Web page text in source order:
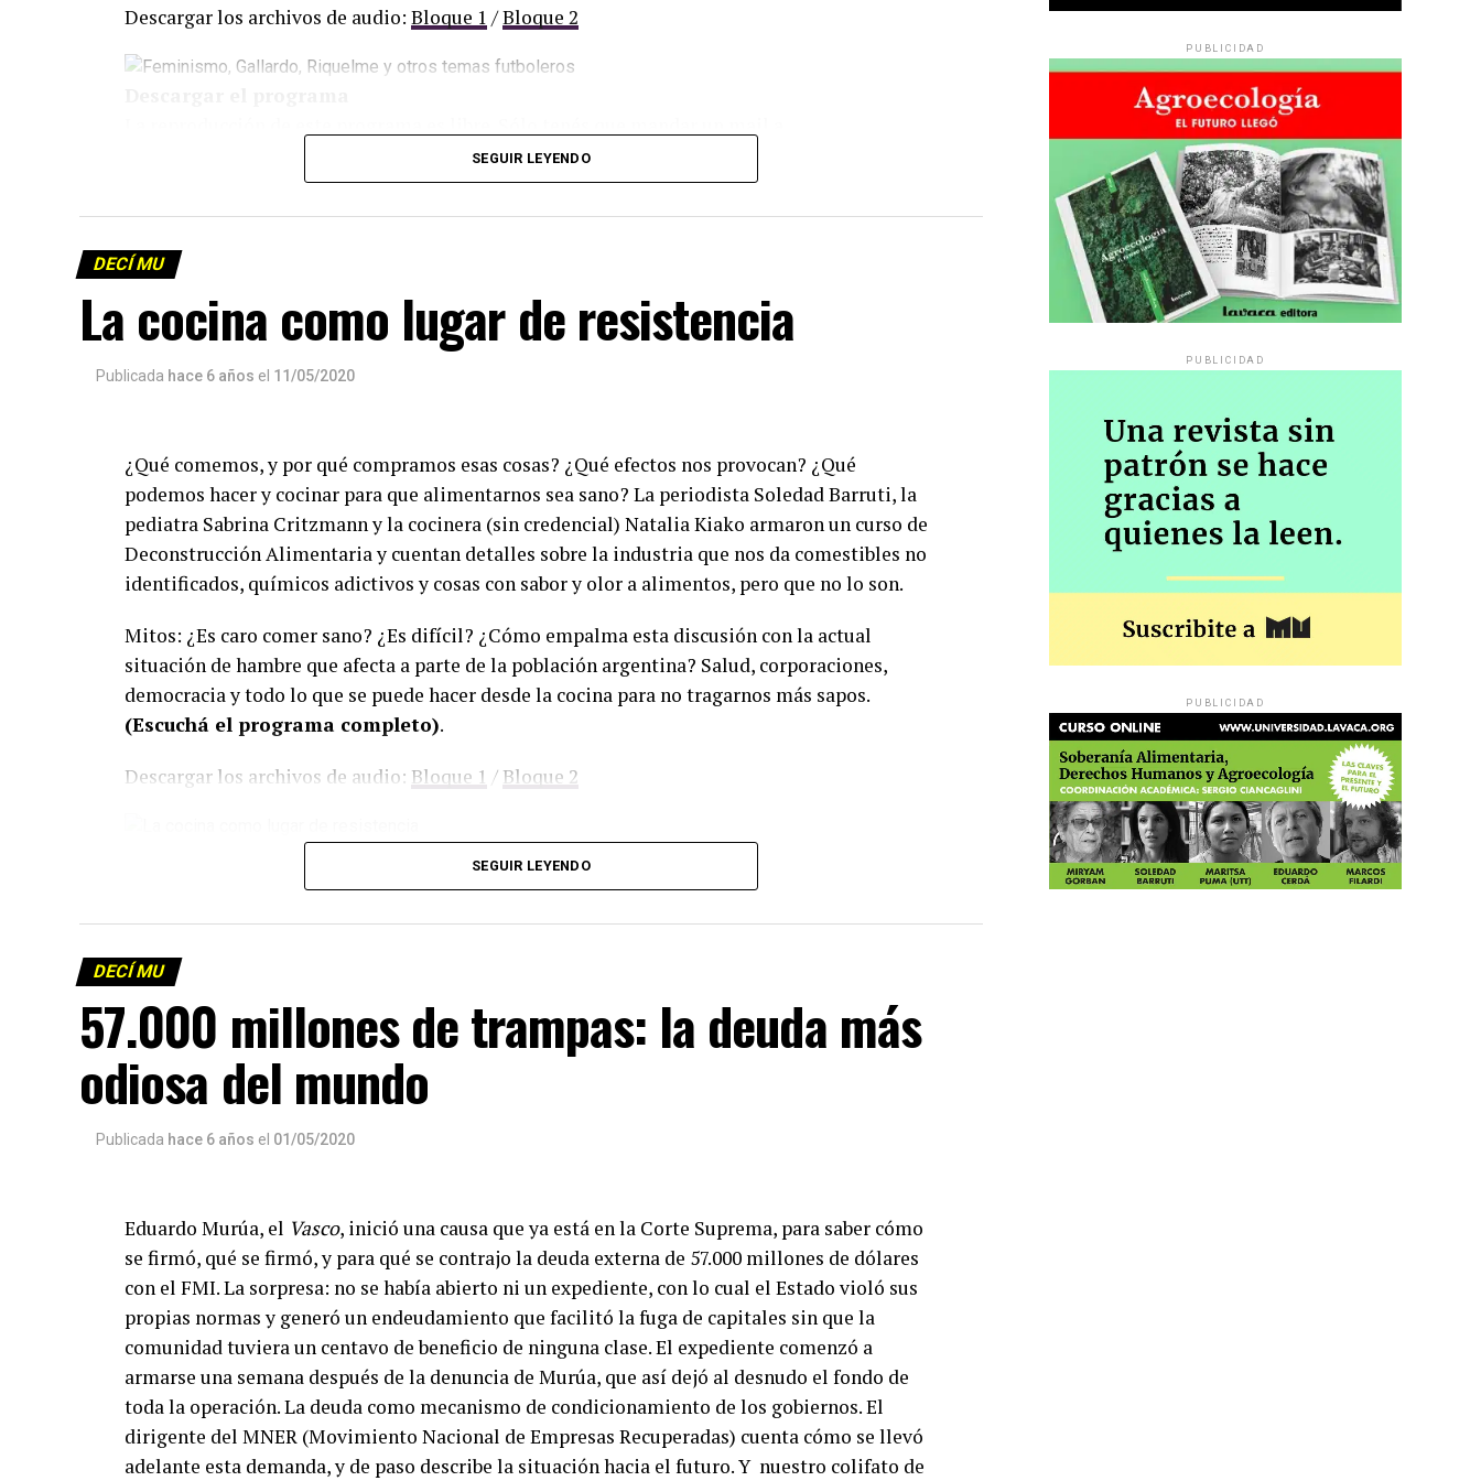
Descargar los archivos de audio: Bloque 1 /Bloque 2
para emitir todos los programas de Decí MU
SEGUIR LEYENDO
DECÍ MU
La cocina como lugar de resistencia
Publicada hace 6 años el 11/05/2020
¿Qué comemos, y por qué compramos esas cosas? ¿Qué efectos nos provocan? ¿Qué
podemos hacer y cocinar para que alimentarnos sea sano? La periodista Soledad Barruti, la
pediatra Sabrina Critzmann y la cocinera (sin credencial) Natalia Kiako armaron un curso de
Deconstrucción Alimentaria y cuentan detalles sobre la industria que nos da comestibles no
identificados, químicos adictivos y cosas con sabor y olor a alimentos, pero que no lo son.
Mitos: ¿Es caro comer sano? ¿Es difícil? ¿Cómo empalma esta discusión con la actual
situación de hambre que afecta a parte de la población argentina? Salud, corporaciones,
democracia y todo lo que se puede hacer desde la cocina para no tragarnos más sapos.
(Escuchá el programa completo).
Descargar los archivos de audio: Bloque 1 / Bloque 2
Descargar el programa
SEGUIR LEYENDO
DECÍ MU
57.000 millones de trampas: la deuda más
odiosa del mundo
Publicada hace 6 años el 01/05/2020
Eduardo Murúa, el Vasco, inició una causa que ya está en la Corte Suprema, para saber cómo
se firmó, qué se firmó, y para qué se contrajo la deuda externa de 57.000 millones de dólares
con el FMI. La sorpresa: no se había abierto ni un expediente, con lo cual el Estado violó sus
propias normas y generó un endeudamiento que facilitó la fuga de capitales sin que la
comunidad tuviera un centavo de beneficio de ninguna clase. El expediente comenzó a
armarse una semana después de la denuncia de Murúa, que así dejó al desnudo el fondo de
toda la operación. La deuda como mecanismo de condicionamiento de los gobiernos. El
dirigente del MNER (Movimiento Nacional de Empresas Recuperadas) cuenta cómo se llevó
adelante esta demanda, y de paso describe la situación hacia el futuro. Y nuestro colifato de
PUBLICIDAD
PUBLICIDAD
PUBLICIDAD